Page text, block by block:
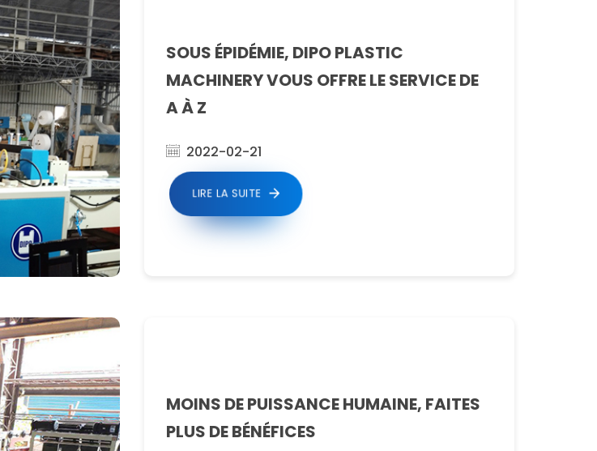
SOUS ÉPIDÉMIE, DIPO PLASTIC
MACHINERY VOUS OFFRE LE SERVICE DE
A À Z
2022-02-21
LIRE LA SUITE
MOINS DE PUISSANCE HUMAINE, FAITES
PLUS DE BÉNÉFICES